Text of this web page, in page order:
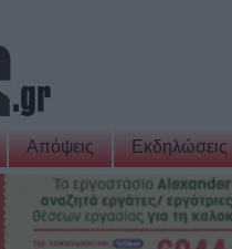
Απόψεις Εκδηλώσεις